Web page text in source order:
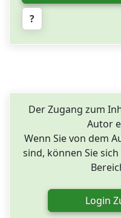
?
Der Zugang zum
Autor
Wenn Sie von dem
sind, können Sie
Login